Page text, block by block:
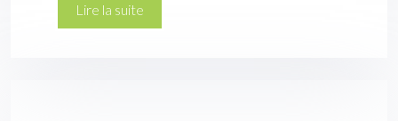
Lire la suite